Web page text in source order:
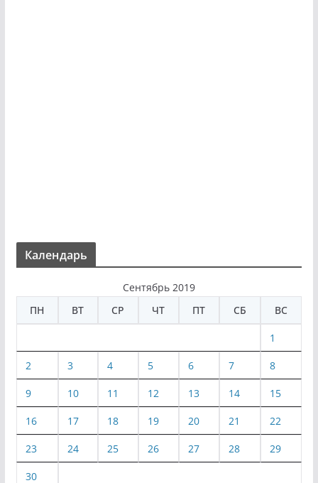
Календарь
Сентябрь 2019
ПН
ВТ СР ЧТ ПТ СБ ВС
1
2 3 4 5 6 7 8
9 10 11 12 13 14 15
16 17 18 19 20 21 22
23 24 25 26 27 28 29
30